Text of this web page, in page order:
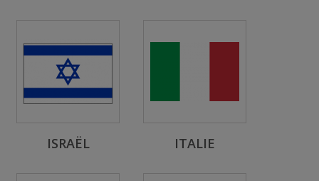
ISRAËL ITALIE